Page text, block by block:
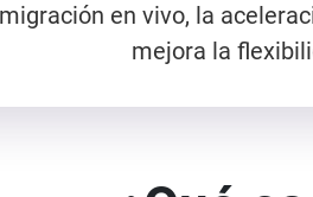
en vivo, la
mejora la